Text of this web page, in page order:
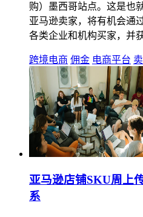
购）墨西哥站点。这是也
亚马逊卖家，将有机会通
各类企业和机构买家，并
跨境电商 佣金 电商平台
亚马逊店铺SKU周上
系